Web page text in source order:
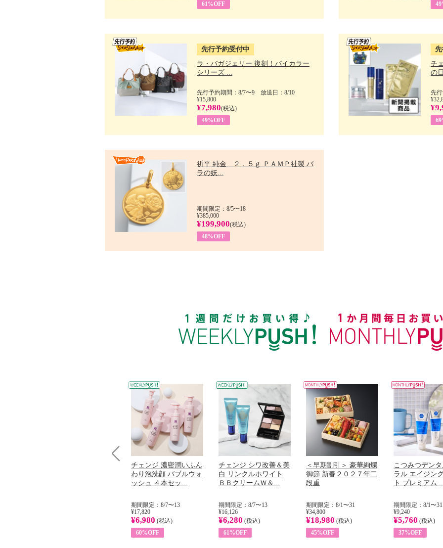
61%OFF
先行予約受付中
ラ・バガジェリー 復刻！バイカラー
シリーズ ...
先行予約期間：8/7〜9 放送日：8/10
¥15,800
¥7,980(税込)
49%OFF
チ
の
先
祈平 純金 ２．５ｇ ＰＡＭＰ社製 バ
ラの妖...
期間限定：8/5〜18
¥385,000
¥199,900(税込)
48%OFF
チェンジ 濃密潤いふん
わり泡洗顔 バブルウォ
ッシュ ４本セッ...
期間限定：8/7〜13
¥17,820
¥6,980 (税込)
60%OFF
チェンジ シワ改善＆美
白 リンクルホワイト
ＢＢクリームＷ＆...
期間限定：8/7〜13
¥16,126
¥6,280 (税込)
61%OFF
＜早期割引＞ 豪華絢爛
御節 新春２０２７年二
段重
期間限定：8/1〜31
¥34,800
¥18,980 (税込)
45%OFF
こつみつデン
ラル エイジン
ト プレミアム
期間限定：8/1〜31
¥9,240
¥5,760 (税込)
37%OFF